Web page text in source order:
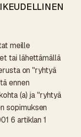
meille
tai lähettämällä
on "ryhtyä
ennen
(a) ja "ryhtyä
sopimuksen
6 artiklan 1